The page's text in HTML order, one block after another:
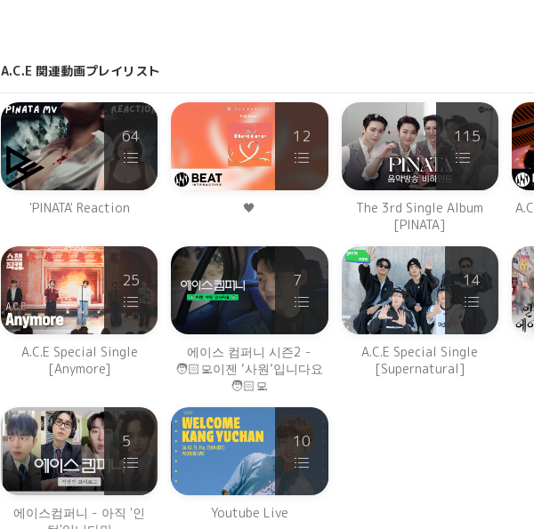
A.C.E 関連動画プレイリスト
64
'PINATA' Reaction
12
🖤
115
The 3rd Single Album
[PINATA]
25
A.C.E Special Single
[Anymore]
7
에이스 컴퍼니 시즌2 -
🧑🏻‍💻이젠 ‘사원’입니다요
🧑🏻‍💻
14
A.C.E Special Single
[Supernatural]
5
에이스컴퍼니 - 아직 '인
10
Youtube Live